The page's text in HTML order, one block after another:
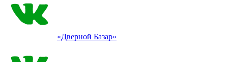
«Дверной Базар»